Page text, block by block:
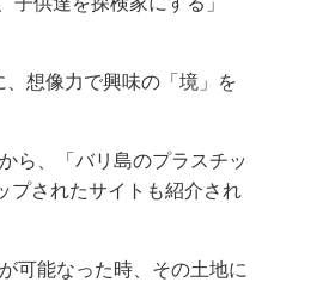
想像力で興味の「境」を
ら、「バリ島のプラスチッ
プされたサイトも紹介され
可能なった時、その土地に